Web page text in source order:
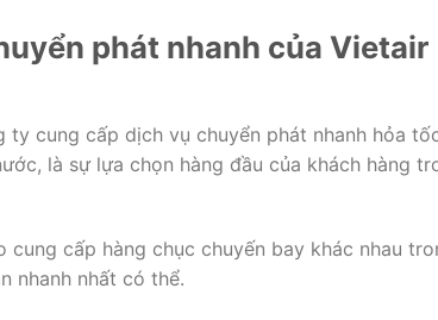
phát nhanh của Vietair
cung cấp dịch vụ chuyển phát nhanh hỏa
là sự lựa chọn hàng đầu của khách hàng
cấp hàng chục chuyến bay khác nhau
nhanh nhất có thể.